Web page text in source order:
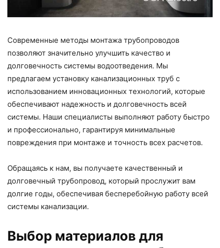
Современные методы монтажа трубопроводов
позволяют значительно улучшить качество и
долговечность системы водоотведения. Мы
предлагаем установку канализационных труб с
использованием инновационных технологий, которые
обеспечивают надежность и долговечность всей
системы. Наши специалисты выполняют работу быстро
и профессионально, гарантируя минимальные
повреждения при монтаже и точность всех расчетов.
Обращаясь к нам, вы получаете качественный и
долговечный трубопровод, который прослужит вам
долгие годы, обеспечивая бесперебойную работу всей
системы канализации.
Выбор материалов для